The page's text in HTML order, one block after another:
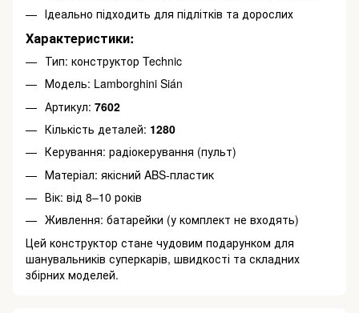
Ідеально підходить для підлітків та дорослих
Характеристики:
Тип: конструктор Technic
Модель: Lamborghini Sián
Артикул: 7602
Кількість деталей: 1280
Керування: радіокерування (пульт)
Матеріал: якісний ABS-пластик
Вік: від 8–10 років
Живлення: батарейки (у комплект не входять)
Цей конструктор стане чудовим подарунком для
шанувальників суперкарів, швидкості та складних
збірних моделей.